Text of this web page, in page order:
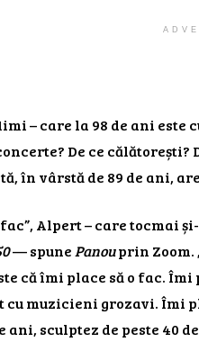
– care la 98 de ani este
De ce călătorești?
în vârstă de 89 de ani,
Alpert – care tocmai
— spunePanouprin Zoom.
că îmi place să o fac. Îmi
muzicieni grozavi. Îmi
ani, sculptez de peste 40